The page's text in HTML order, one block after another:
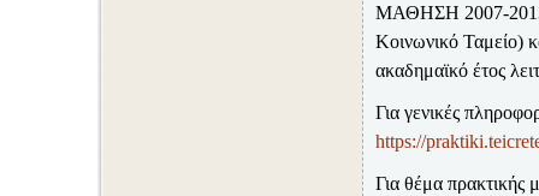
ΜΑΘΗΣΗ 2007-
Κοινωνικό Ταμείο)
ακαδημαϊκό έτος
Για γενικές
https://
Για θέμα